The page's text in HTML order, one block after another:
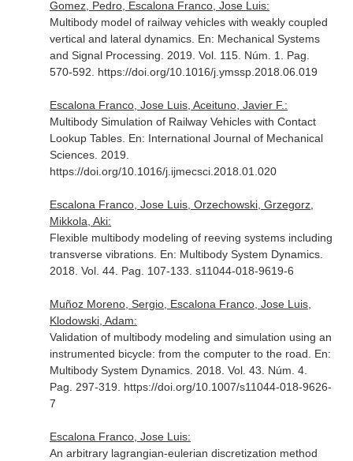
Gomez, Pedro, Escalona Franco, Jose Luis:
Multibody model of railway vehicles with weakly coupled
vertical and lateral dynamics. En: Mechanical Systems
and Signal Processing . 2019. Vol. 115. Núm. 1. Pag.
570-592. https://doi.org/10.1016/j.ymssp.2018.06.019
Escalona Franco, Jose Luis, Aceituno, Javier F.:
Multibody Simulation of Railway Vehicles with Contact
Lookup Tables. En: International Journal of Mechanical
Sciences. 2019.
https://doi.org/10.1016/j.ijmecsci.2018.01.020
Escalona Franco, Jose Luis, Orzechowski, Grzegorz,
Mikkola, Aki:
Flexible multibody modeling of reeving systems including
transverse vibrations. En: Multibody System Dynamics.
2018. Vol. 44. Pag. 107-133. s11044-018-9619-6
Muñoz Moreno, Sergio, Escalona Franco, Jose Luis,
Klodowski, Adam:
Validation of multibody modeling and simulation using an
instrumented bicycle: from the computer to the road. En:
Multibody System Dynamics. 2018. Vol. 43. Núm. 4.
Pag. 297-319. https://doi.org/10.1007/s11044-018-9626-
7
Escalona Franco, Jose Luis:
An arbitrary lagrangian-eulerian discretization method